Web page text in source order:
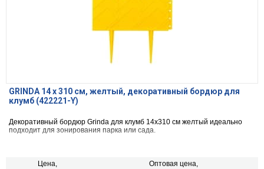
GRINDA 14 х 310 см, желтый, декоративный бордюр для
клумб (422221-Y)
Декоративный бордюр Grinda для клумб 14x310 см желтый идеально
подходит для зонирования парка или сада.
Цена, Оптовая цена,